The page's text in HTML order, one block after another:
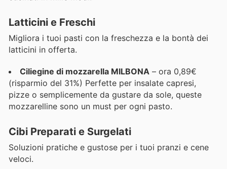
Latticini e Freschi
Migliora i tuoi pasti con la freschezza e la bontà dei
latticini in offerta.
Ciliegine di mozzarella MILBONA – ora 0,89€
(risparmio del 31%) Perfette per insalate capresi,
pizze o semplicemente da gustare da sole, queste
mozzarelline sono un must per ogni pasto.
Cibi Preparati e Surgelati
Soluzioni pratiche e gustose per i tuoi pranzi e cene
veloci.